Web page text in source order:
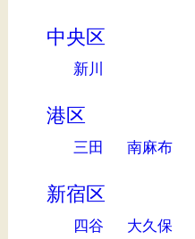
中央区
新川
港区
三田 南麻布
新宿区
四谷 大久保